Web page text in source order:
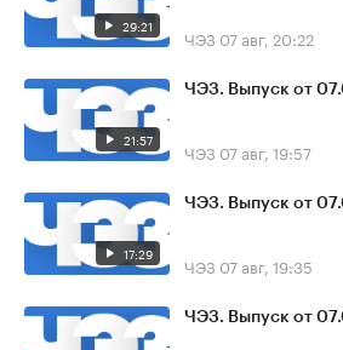
29:21 ЧЭЗ 07 авг, 20:22
21:57
ЧЭЗ. Выпуск от
ЧЭЗ 07 авг, 19:57
17:29
ЧЭЗ. Выпуск от
ЧЭЗ 07 авг, 19:35
ЧЭЗ. Выпуск от